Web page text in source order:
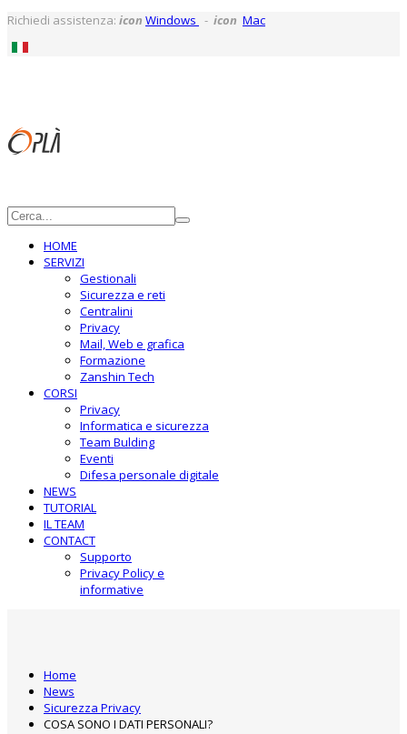
Richiedi assistenza: icon Windows - icon Mac
HOME
SERVIZI
Gestionali
Sicurezza e reti
Centralini
Privacy
Mail, Web e grafica
Formazione
Zanshin Tech
CORSI
Privacy
Informatica e sicurezza
Team Bulding
Eventi
Difesa personale digitale
NEWS
TUTORIAL
IL TEAM
CONTACT
Supporto
Privacy Policy e
informative
Home
News
Sicurezza Privacy
COSA SONO I DATI PERSONALI?